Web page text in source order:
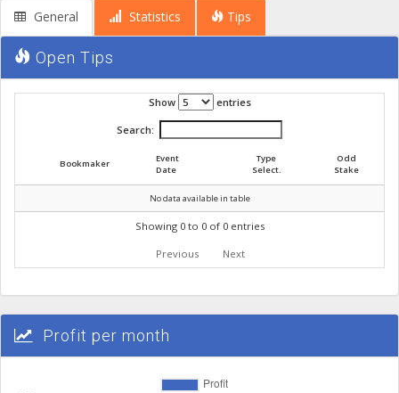
General Statistics Tips
Open Tips
Show entries
Search:
Bookmaker
Event
Date
Type
Select.
Odd
Stake
No data available in table
Showing 0 to 0 of 0 entries
Previous Next
Profit per month